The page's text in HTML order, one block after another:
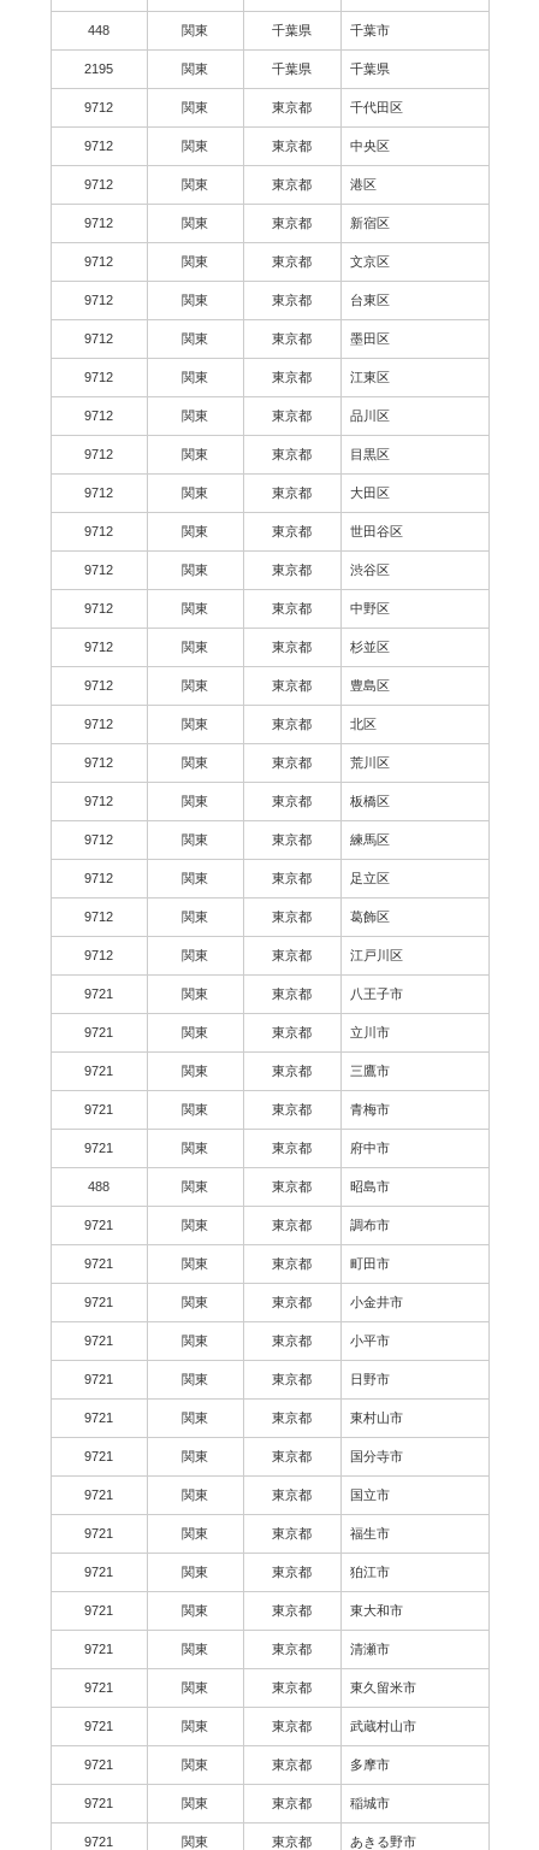
448 関東 千葉県 千葉市
2195 関東 千葉県 千葉県
9712 関東 東京都 千代田区
9712 関東 東京都 中央区
9712 関東 東京都 港区
9712 関東 東京都 新宿区
9712 関東 東京都 文京区
9712 関東 東京都 台東区
9712 関東 東京都 墨田区
9712 関東 東京都 江東区
9712 関東 東京都 品川区
9712 関東 東京都 目黒区
9712 関東 東京都 大田区
9712 関東 東京都 世田谷区
9712 関東 東京都 渋谷区
9712 関東 東京都 中野区
9712 関東 東京都 杉並区
9712 関東 東京都 豊島区
9712 関東 東京都 北区
9712 関東 東京都 荒川区
9712 関東 東京都 板橋区
9712 関東 東京都 練馬区
9712 関東 東京都 足立区
9712 関東 東京都 葛飾区
9712 関東 東京都 江戸川区
9721 関東 東京都 八王子市
9721 関東 東京都 立川市
9721 関東 東京都 三鷹市
9721 関東 東京都 青梅市
9721 関東 東京都 府中市
488 関東 東京都 昭島市
9721 関東 東京都 調布市
9721 関東 東京都 町田市
9721 関東 東京都 小金井市
9721 関東 東京都 小平市
9721 関東 東京都 日野市
9721 関東 東京都 東村山市
9721 関東 東京都 国分寺市
9721 関東 東京都 国立市
9721 関東 東京都 福生市
9721 関東 東京都 狛江市
9721 関東 東京都 東大和市
9721 関東 東京都 清瀬市
9721 関東 東京都 東久留米市
9721 関東 東京都 武蔵村山市
9721 関東 東京都 多摩市
9721 関東 東京都 稲城市
9721 関東 東京都 あきる野市